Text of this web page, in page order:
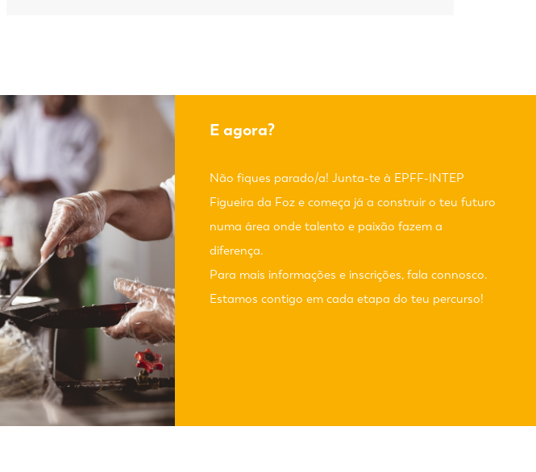
E agora?
Não fiques parado/a! Junta-te à EPFF-INTEP
Figueira da Foz e começa já a construir o teu futuro
numa área onde talento e paixão fazem a
diferença.
Para mais informações e inscrições, fala connosco.
Estamos contigo em cada etapa do teu percurso!